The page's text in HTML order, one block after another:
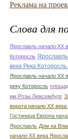
Реклама на
Слова для
Ярославль начало ХХ
Которосль
века Река
Ярославль начало ХХ
реку Которосль
им.Розы Люксембург
ворота начало ХХ
Гостиница Европа
Ярославль Дом на
начало ХХ века